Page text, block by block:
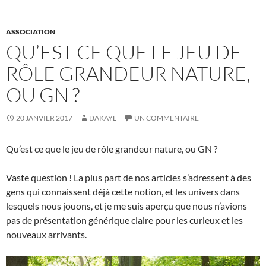
ASSOCIATION
QU’EST CE QUE LE JEU DE
RÔLE GRANDEUR NATURE,
OU GN ?
20 JANVIER 2017 DAKAYL UN COMMENTAIRE
Qu’est ce que le jeu de rôle grandeur nature, ou GN ?
Vaste question ! La plus part de nos articles s’adressent à des
gens qui connaissent déjà cette notion, et les univers dans
lesquels nous jouons, et je me suis aperçu que nous n’avions
pas de présentation générique claire pour les curieux et les
nouveaux arrivants.